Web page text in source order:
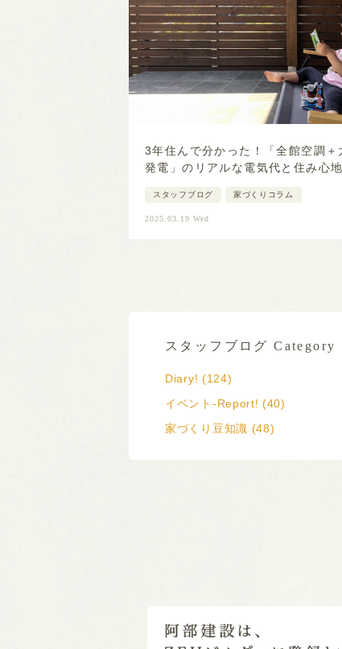
3年住んで分かった！「全館空調＋
発電」のリアルな電気代と住み心地
スタッフブログ 家づくりコラム
2025.03.19 Wed
スタッフブログ Category
Diary! (124)
イベント-Report! (40)
家づくり豆知識 (48)